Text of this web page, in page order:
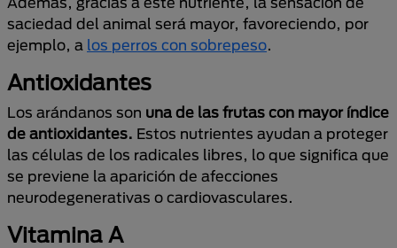
saciedad del animal será mayor, favoreciendo, por
ejemplo, a los perros con sobrepeso.
Antioxidantes
Los arándanos son una de las frutas con mayor índice
de antioxidantes. Estos nutrientes ayudan a proteger
las células de los radicales libres, lo que significa que
se previene la aparición de afecciones
neurodegenerativas o cardiovasculares.
Vitamina A